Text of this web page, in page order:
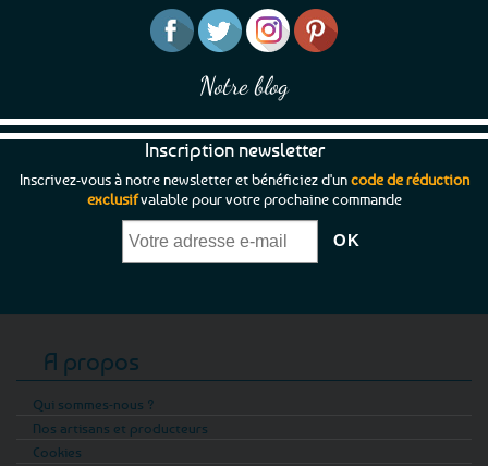
Notre blog
Inscription newsletter
Inscrivez-vous à notre newsletter et bénéficiez d'uncode de réduction
exclusifvalable pour votre prochaine commande
A propos
Qui sommes-nous ?
Nos artisans et producteurs
Cookies